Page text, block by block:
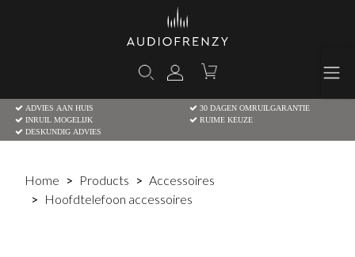
ADVIES AAN HUIS
30 DAGEN OMRUILGARANTIE
INRUIL MOGELIJK
RUIME KEUZE
DESKUNDIG ADVIES
Home Products
Accessoires
Hoofdtelefoon accessoires